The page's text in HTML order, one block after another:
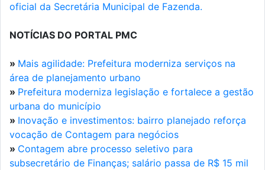
oficial da Secretária Municipal de Fazenda.
NOTÍCIAS DO PORTAL PMC
» Mais agilidade: Prefeitura moderniza serviços na
área de planejamento urbano
» Prefeitura moderniza legislação e fortalece a gestão
urbana do município
» Inovação e investimentos: bairro planejado reforça
vocação de Contagem para negócios
» Contagem abre processo seletivo para
subsecretário de Finanças; salário passa de R$ 15 mil